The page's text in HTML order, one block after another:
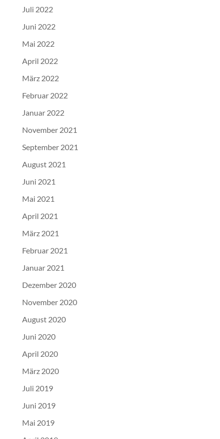
Juli 2022
Juni 2022
Mai 2022
April 2022
März 2022
Februar 2022
Januar 2022
November 2021
September 2021
August 2021
Juni 2021
Mai 2021
April 2021
März 2021
Februar 2021
Januar 2021
Dezember 2020
November 2020
August 2020
Juni 2020
April 2020
März 2020
Juli 2019
Juni 2019
Mai 2019